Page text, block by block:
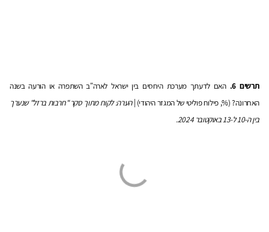
תרשים 6.
האם לדעתך מערכת היחסים בין ישראל לארה"ב השתפרה או הורעה בשנה
האחרונה? (%, פילוח פוליטי של המגזר היהודי) |הערה: לקוח מתוך סקר "חרבות ברזל" שנערך
בין ה-10 ל-13 באוקטובר 2024.